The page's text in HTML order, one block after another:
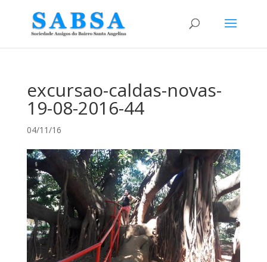
excursao-caldas-novas-
19-08-2016-44
04/11/16